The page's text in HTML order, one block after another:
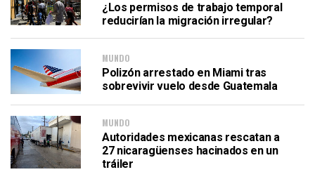
¿Los permisos de trabajo temporal
reducirían la migración irregular?
MUNDO
Polizón arrestado en Miami tras
sobrevivir vuelo desde Guatemala
MUNDO
Autoridades mexicanas rescatan a
27 nicaragüenses hacinados en un
tráiler